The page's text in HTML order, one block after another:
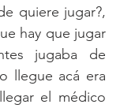
quiere jugar?,
hay que jugar
jugaba de
llegue acá era
el médico